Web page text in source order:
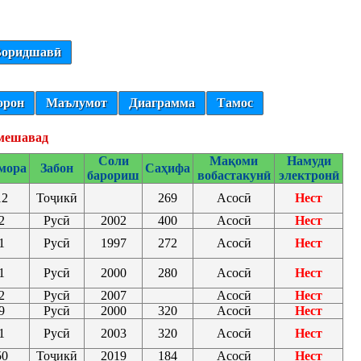
Маълумот Диаграмма Тамос
Забон
Соли
барориш
Саҳифа
Мақоми
вобастакунӣ
Намуди
электронӣ
Тоҷикӣ 269 Асосӣ
Нест
Русӣ 2002 400 Асосӣ
Нест
Русӣ 1997 272 Асосӣ Нест
Русӣ 2000 280 Асосӣ
Нест
Русӣ 2007 Асосӣ
Нест
Русӣ 2000 320 Асосӣ
Нест
Русӣ 2003 320 Асосӣ
Нест
Тоҷикӣ 2019 184 Асосӣ Нест